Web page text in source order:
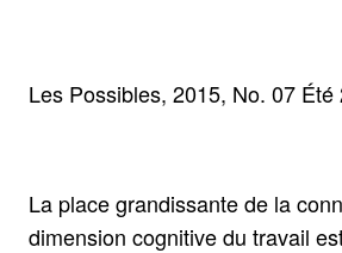
Les Possibles, 2015, No. 07 Été
La place grandissante de la
dimension cognitive du travail